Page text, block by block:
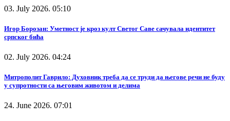
03. July 2026. 05:10
Игор Борозан: Уметност је кроз култ Светог Саве сачувала идентитет
српског бића
02. July 2026. 04:24
Митрополит Гаврило: Духовник треба да се труди да његове речи не буду
у супротности са његовим животом и делима
24. June 2026. 07:01